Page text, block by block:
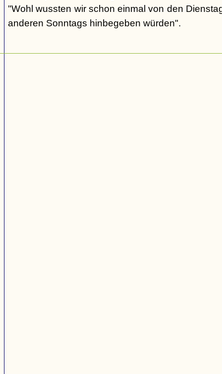
"Wohl wussten wir schon einmal von den
anderen Sonntags hinbegeben würden".